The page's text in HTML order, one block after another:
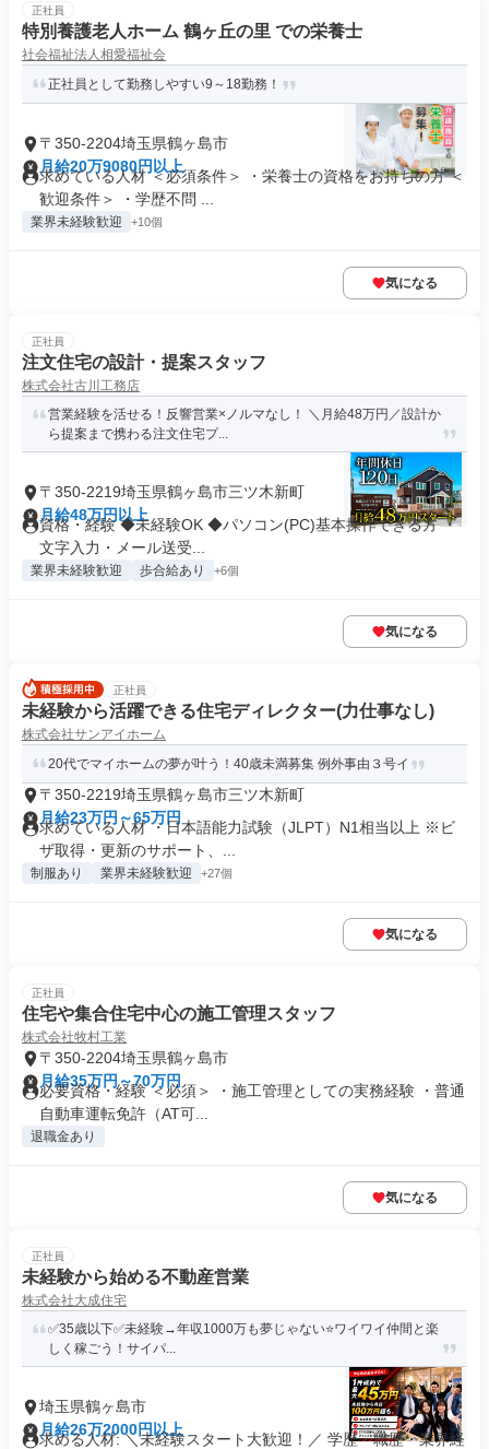
正社員
特別養護老人ホーム 鶴ヶ丘の里 での栄養士
社会福祉法人相愛福祉会
正社員として勤務しやすい9～18勤務！
〒350-2204埼玉県鶴ヶ島市
月給20万9080円以上
求めている人材 ＜必須条件＞ ・栄養士の資格をお持ちの方 ＜
歓迎条件＞ ・学歴不問 ...
業界未経験歓迎 +10個
気になる
正社員
注文住宅の設計・提案スタッフ
株式会社古川工務店
営業経験を活せる！反響営業×ノルマなし！ ＼月給48万円／設計か
ら提案まで携わる注文住宅プ...
〒350-2219埼玉県鶴ヶ島市三ツ木新町
月給48万円以上
資格・経験 ◆未経験OK ◆パソコン(PC)基本操作できる方 ・
文字入力・メール送受...
業界未経験歓迎 歩合給あり +6個
気になる
正社員
未経験から活躍できる住宅ディレクター(力仕事なし)
株式会社サンアイホーム
20代でマイホームの夢が叶う！40歳未満募集 例外事由３号イ
〒350-2219埼玉県鶴ヶ島市三ツ木新町
月給23万円～65万円
求めている人材 ・日本語能力試験（JLPT）N1相当以上 ※ビ
ザ取得・更新のサポート、...
制服あり 業界未経験歓迎 +27個
気になる
正社員
住宅や集合住宅中心の施工管理スタッフ
株式会社牧村工業
〒350-2204埼玉県鶴ヶ島市
月給35万円～70万円
必要資格・経験 ＜必須＞ ・施工管理としての実務経験 ・普通
自動車運転免許（AT可...
退職金あり
気になる
正社員
未経験から始める不動産営業
株式会社大成住宅
✅️35歳以下✅️未経験→年収1000万も夢じゃない⭐️ワイワイ仲間と楽
しく稼ごう！サイパ...
埼玉県鶴ヶ島市
月給26万2000円以上
求める人材: ＼未経験スタート大歓迎！／ 学歴・職歴・業界経